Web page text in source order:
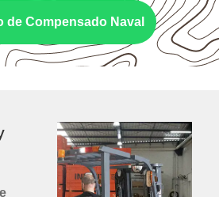
de Compensado Naval